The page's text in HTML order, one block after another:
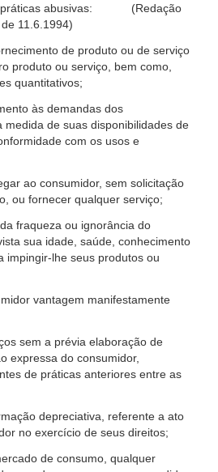
práticas abusivas: (Redação
11.6.1994)
de produto ou de serviço
produto ou serviço, bem como,
quantitativos;
às demandas dos
medida de suas disponibilidades de
com os usos e
ao consumidor, sem solicitação
ou fornecer qualquer serviço;
fraqueza ou ignorância do
sua idade, saúde, conhecimento
impingir-lhe seus produtos ou
vantagem manifestamente
sem a prévia elaboração de
expressa do consumidor,
de práticas anteriores entre as
depreciativa, referente a ato
no exercício de seus direitos;
de consumo, qualquer